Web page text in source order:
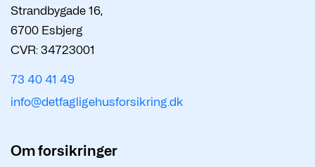
Strandbygade 16,
6700 Esbjerg
CVR: 34723001
73 40 41 49
info@detfagligehusforsikring.dk
Om forsikringer